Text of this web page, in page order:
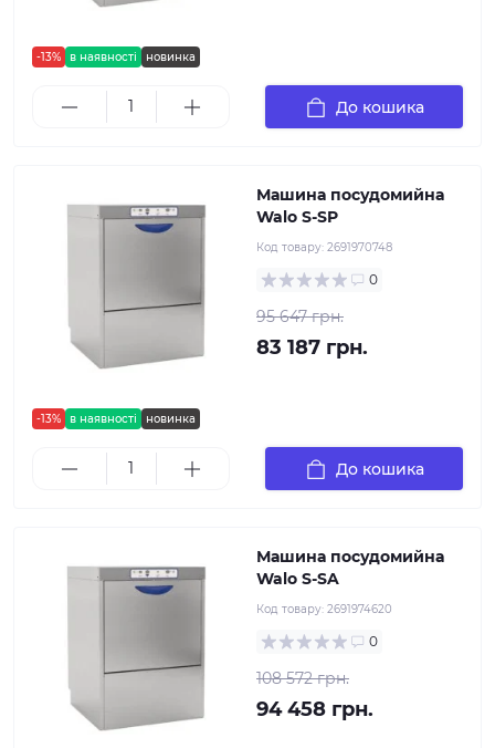
-13% в наявності новинка
До кошика
-13% в наявності новинка
Машина посудомийна
Walo S-SP
Код товару: 2691970748
0
95 647 грн.
83 187 грн.
До кошика
Машина посудомийна
Walo S-SA
Код товару: 2691974620
0
108 572 грн.
94 458 грн.